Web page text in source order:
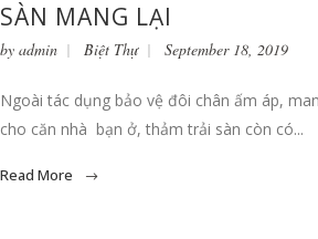
SÀN MANG LẠI
by admin Biệt Thự September 18, 2019
Ngoài tác dụng bảo vệ đôi chân ấm áp,
cho căn nhà bạn ở, thảm trải sàn còn có...
Read More